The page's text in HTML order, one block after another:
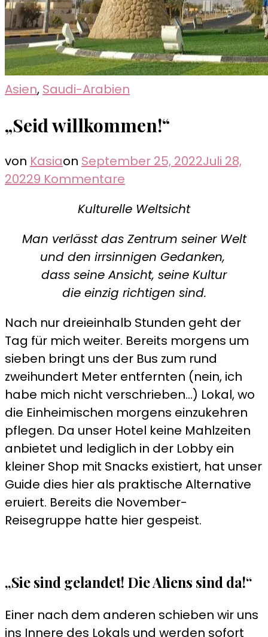
Asien, Saudi-Arabien
„Seid willkommen!“
von Kasiaon September 25, 2022Juli 28,
20229 Kommentare
willkommen!“
Kulturelle Weltsicht
Man verlässt das Zentrum seiner Welt
und den irrsinnigen Gedanken,
dass seine Ansicht, seine Kultur
die einzig richtigen sind.
Nach nur dreieinhalb Stunden geht der
Tag für mich weiter. Bereits morgens um
sieben bringt uns der Bus zum rund
zweihundert Meter entfernten (nein, ich
habe mich nicht verschrieben…) Lokal, wo
die Einheimischen morgens einzukehren
pflegen. Da unser Hotel keine Mahlzeiten
anbietet und lediglich in der Lobby ein
kleiner Shop mit Snacks existiert, hat unser
Guide dies hier als praktische Alternative
eruiert. Bereits die November-
Reisegruppe hatte hier gespeist.
„Sie sind gelandet! Die Aliens sind da!“
Einer nach dem anderen schieben wir uns
ins Innere des Lokals und werden sofort